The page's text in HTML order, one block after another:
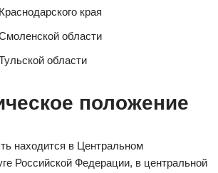
края
области
области
положение
находится в Центральном
Российской Федерации, в центральной